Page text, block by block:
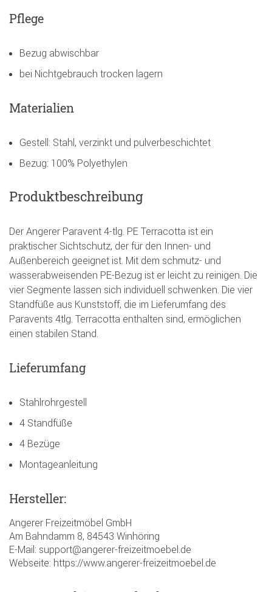
Pflege
Bezug abwischbar
bei Nichtgebrauch trocken lagern
Materialien
Gestell: Stahl, verzinkt und pulverbeschichtet
Bezug: 100% Polyethylen
Produktbeschreibung
Der Angerer Paravent 4-tlg. PE Terracotta ist ein
praktischer Sichtschutz, der für den Innen- und
Außenbereich geeignet ist. Mit dem schmutz- und
wasserabweisenden PE-Bezug ist er leicht zu reinigen. Die
vier Segmente lassen sich individuell schwenken. Die vier
Standfüße aus Kunststoff, die im Lieferumfang des
Paravents 4tlg. Terracotta enthalten sind, ermöglichen
einen stabilen Stand.
Lieferumfang
Stahlrohrgestell
4 Standfüße
4 Bezüge
Montageanleitung
Hersteller:
Angerer Freizeitmöbel GmbH
Am Bahndamm 8, 84543 Winhöring
E-Mail: support@angerer-freizeitmoebel.de
Webseite: https://www.angerer-freizeitmoebel.de